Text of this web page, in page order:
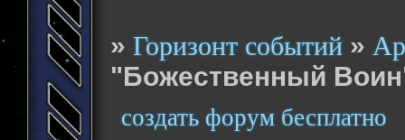
»Горизонт событий »
"Божественный
создать форум бесплатно